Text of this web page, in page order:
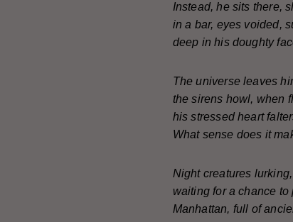
Instead, he sits there,
in a bar, eyes voided,
deep in his doughty
The universe leaves
the sirens howl, when
his stressed heart
What sense does it
Night creatures
waiting for a chance to
Manhattan, full of